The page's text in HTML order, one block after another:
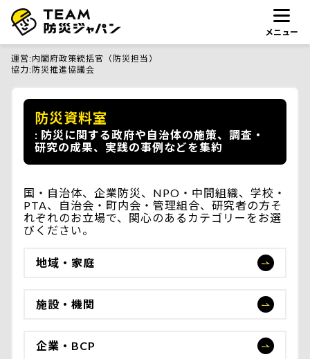
メニュー
運営 内閣府政策統括官（防災担当）
協力 防災推進協議会
防災資料室
防災に関する政府や自治体の施策、調査・
研究の成果、実践の事例などを集約
国・自治体、企業防災、NPO・中間組織、学校・
PTA、自治会・町内会・管理組合、研究者の方そ
れぞれのお立場で、関心のあるカテゴリーをお選
びください。
地域・家庭
施設・機関
企業・BCP